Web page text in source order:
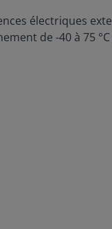
électriques
de -40 à 75